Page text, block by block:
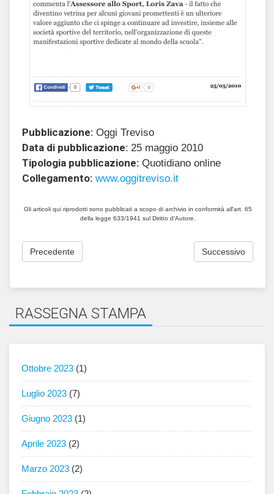
Pubblicazione: Oggi Treviso
Data di pubblicazione: 25 maggio 2010
Tipologia pubblicazione: Quotidiano online
Collegamento: www.oggitreviso.it
Gli articoli qui riprodotti sono pubblicati a scopo di archivio in conformità all'art. 65
della legge 633/1941 sul Diritto d'Autore.
Precedente Successivo
RASSEGNA STAMPA
Ottobre 2023 (1)
Luglio 2023 (7)
Giugno 2023 (1)
Aprile 2023 (2)
Marzo 2023 (2)